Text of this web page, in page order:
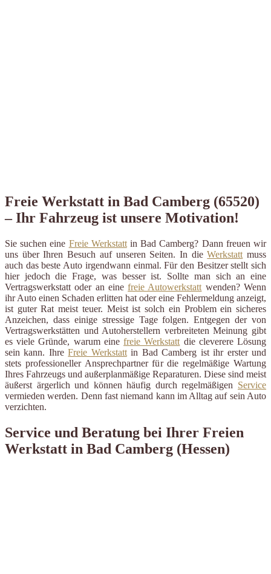
Freie Werkstatt in Bad Camberg (65520)
– Ihr Fahrzeug ist unsere Motivation!
Sie suchen eine Freie Werkstattin Bad Camberg? Dann freuen wir
uns über Ihren Besuch auf unseren Seiten. In dieWerkstatt muss
auch das beste Auto irgendwann einmal. Für den Besitzer stellt sich
hier jedoch die Frage, was besser ist. Sollte man sich an eine
Vertragswerkstatt oder an einefreie Autowerkstatt wenden? Wenn
ihr Auto einen Schaden erlitten hat oder eine Fehlermeldung anzeigt,
ist guter Rat meist teuer. Meist ist solch ein Problem ein sicheres
Anzeichen, dass einige stressige Tage folgen. Entgegen der von
Vertragswerkstätten und Autoherstellern verbreiteten Meinung gibt
es viele Gründe, warum einefreie Werkstatt die cleverere Lösung
sein kann. IhreFreie Werkstattin Bad Camberg ist ihr erster und
stets professioneller Ansprechpartner für die regelmäßige Wartung
Ihres Fahrzeugs und außerplanmäßige Reparaturen. Diese sind meist
äußerst ärgerlich und können häufig durch regelmäßigen Service
vermieden werden. Denn fast niemand kann im Alltag auf sein Auto
verzichten.
Service und Beratung bei Ihrer Freien
Werkstatt in Bad Camberg (Hessen)